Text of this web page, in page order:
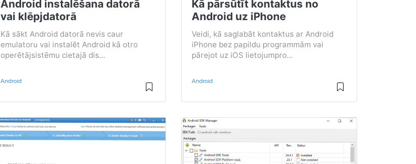
Android instalēšana datorā
vai klēpjdatorā
Kā sākt Android datorā nevis caur
emulatoru vai instalēt Android kā otro
operētājsistēmu cietajā dis...
Android
Kā pārsūtīt kontaktus no
Android uz iPhone
Veidi, kā saglabāt kontaktus ar Android
iPhone bez papildu programmām vai
pārejot uz iOS lietojumpro...
Android